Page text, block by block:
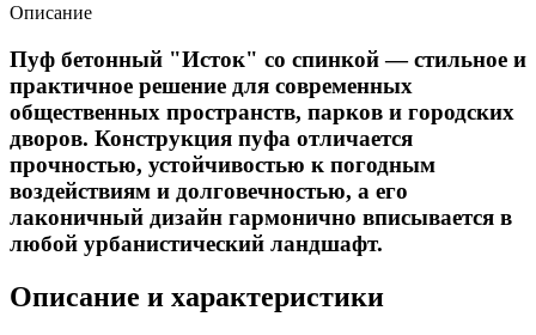
Описание
Пуф бетонный "Исток" со спинкой — стильное и
практичное решение для современных
общественных пространств, парков и городских
дворов. Конструкция пуфа отличается
прочностью, устойчивостью к погодным
воздействиям и долговечностью, а его
лаконичный дизайн гармонично вписывается в
любой урбанистический ландшафт.
Описание и характеристики